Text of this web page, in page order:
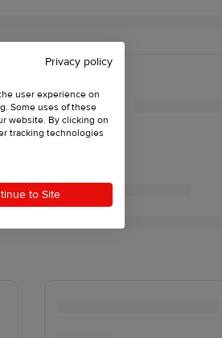
Privacy policy
user experience on
Some uses of these
website. By clicking on
tracking technologies
to Site